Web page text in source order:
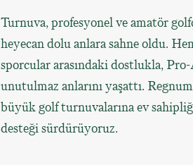
Turnuva, profesyonel ve amatör
heyecan dolu anlara sahne oldu.
sporcular arasındaki dostlukla,
unutulmaz anlarını yaşattı.
büyük golf turnuvalarına ev
desteği sürdürüyoruz.